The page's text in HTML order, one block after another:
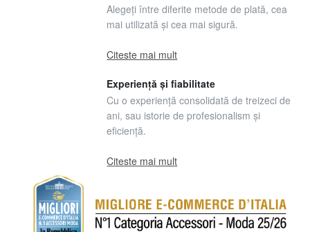
Alegeți între diferite metode de plată, cea
mai utilizată și cea mai sigură.
Citeste mai mult
Experiență și fiabilitate
Cu o experiență consolidată de treizeci de
ani, sau istorie de profesionalism și
eficiență.
Citeste mai mult